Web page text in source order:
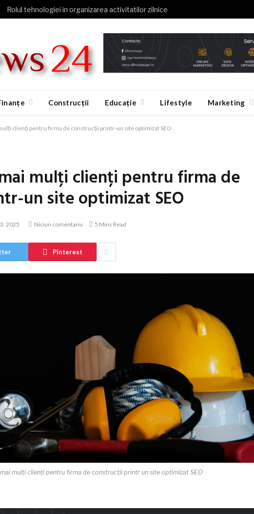
Rolul tehnologiei in organizarea activitatilor zilnice
Construcții Educație Lifestyle Marketing
clienți pentru firma de construcții printr-un site optimizat SEO
mulți clienți pentru firma de
un site optimizat SEO
2025 Niciun comentariu 5 Mins Read
Pinterest
mulți clienți pentru firma de construcții printr un site optimizat SEO